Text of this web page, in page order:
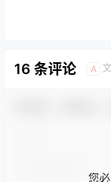
16 条评论 A
您